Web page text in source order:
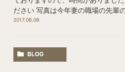
ださい 写真は今年妻の職場の先輩
2017.08.08
BLOG